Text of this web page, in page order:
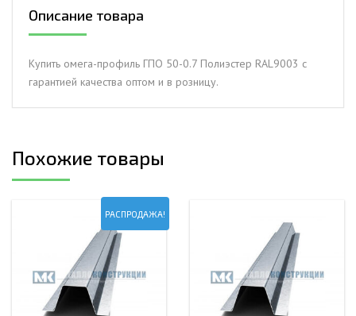
Полиэстер
RAL9003
Описание товара
Купить омега-профиль ГПО 50-0.7 Полиэстер RAL9003 с
гарантией качества оптом и в розницу.
Похожие товары
РАСПРОДАЖА!